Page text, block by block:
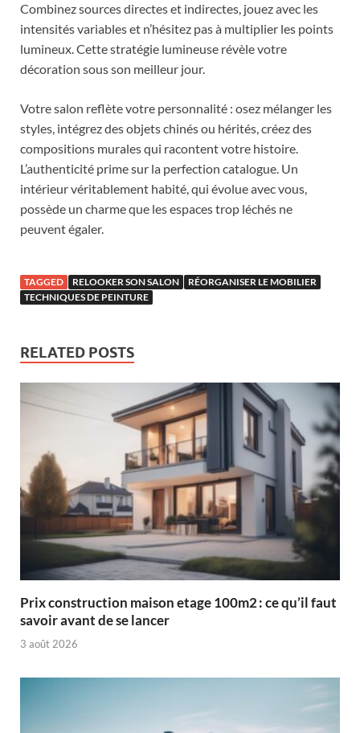
Combinez sources directes et indirectes, jouez avec les
intensités variables et n’hésitez pas à multiplier les points
lumineux. Cette stratégie lumineuse révèle votre
décoration sous son meilleur jour.
Votre salon reflète votre personnalité : osez mélanger les
styles, intégrez des objets chinés ou hérités, créez des
compositions murales qui racontent votre histoire.
L’authenticité prime sur la perfection catalogue. Un
intérieur véritablement habité, qui évolue avec vous,
possède un charme que les espaces trop léchés ne
peuvent égaler.
TAGGED RELOOKER SON SALON
RÉORGANISER LE MOBILIER
TECHNIQUES DE PEINTURE
RELATED POSTS
Prix construction maison etage 100m2 : ce qu’il faut
savoir avant de se lancer
3 août 2026